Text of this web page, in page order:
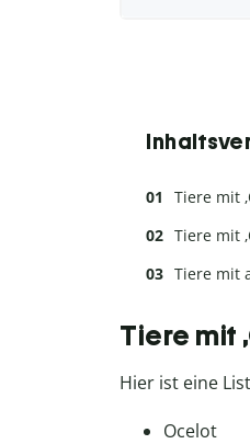
Tiere mit
Tiere mit
Tiere mit
Tiere mit
Hier ist eine
Ocelot